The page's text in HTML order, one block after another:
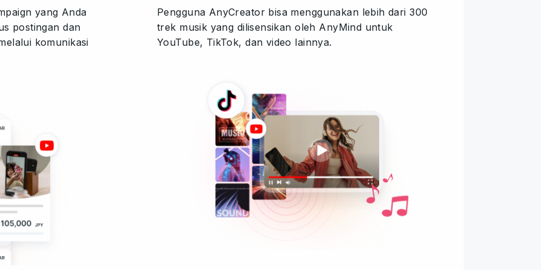
yang Anda
postingan dan
komunikasi
Pengguna AnyCreator bisa menggunakan lebih dari 300
trek musik yang dilisensikan oleh AnyMind untuk
YouTube, TikTok, dan video lainnya.